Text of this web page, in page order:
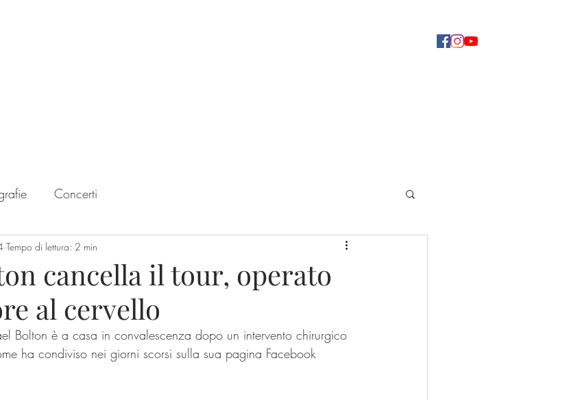
Concerti
cancella il tour, operato
al cervello
Tempo di lettura: 2 min
Bolton è a casa in convalescenza dopo un intervento chirurgico
ha condiviso nei giorni scorsi sulla sua pagina Facebook